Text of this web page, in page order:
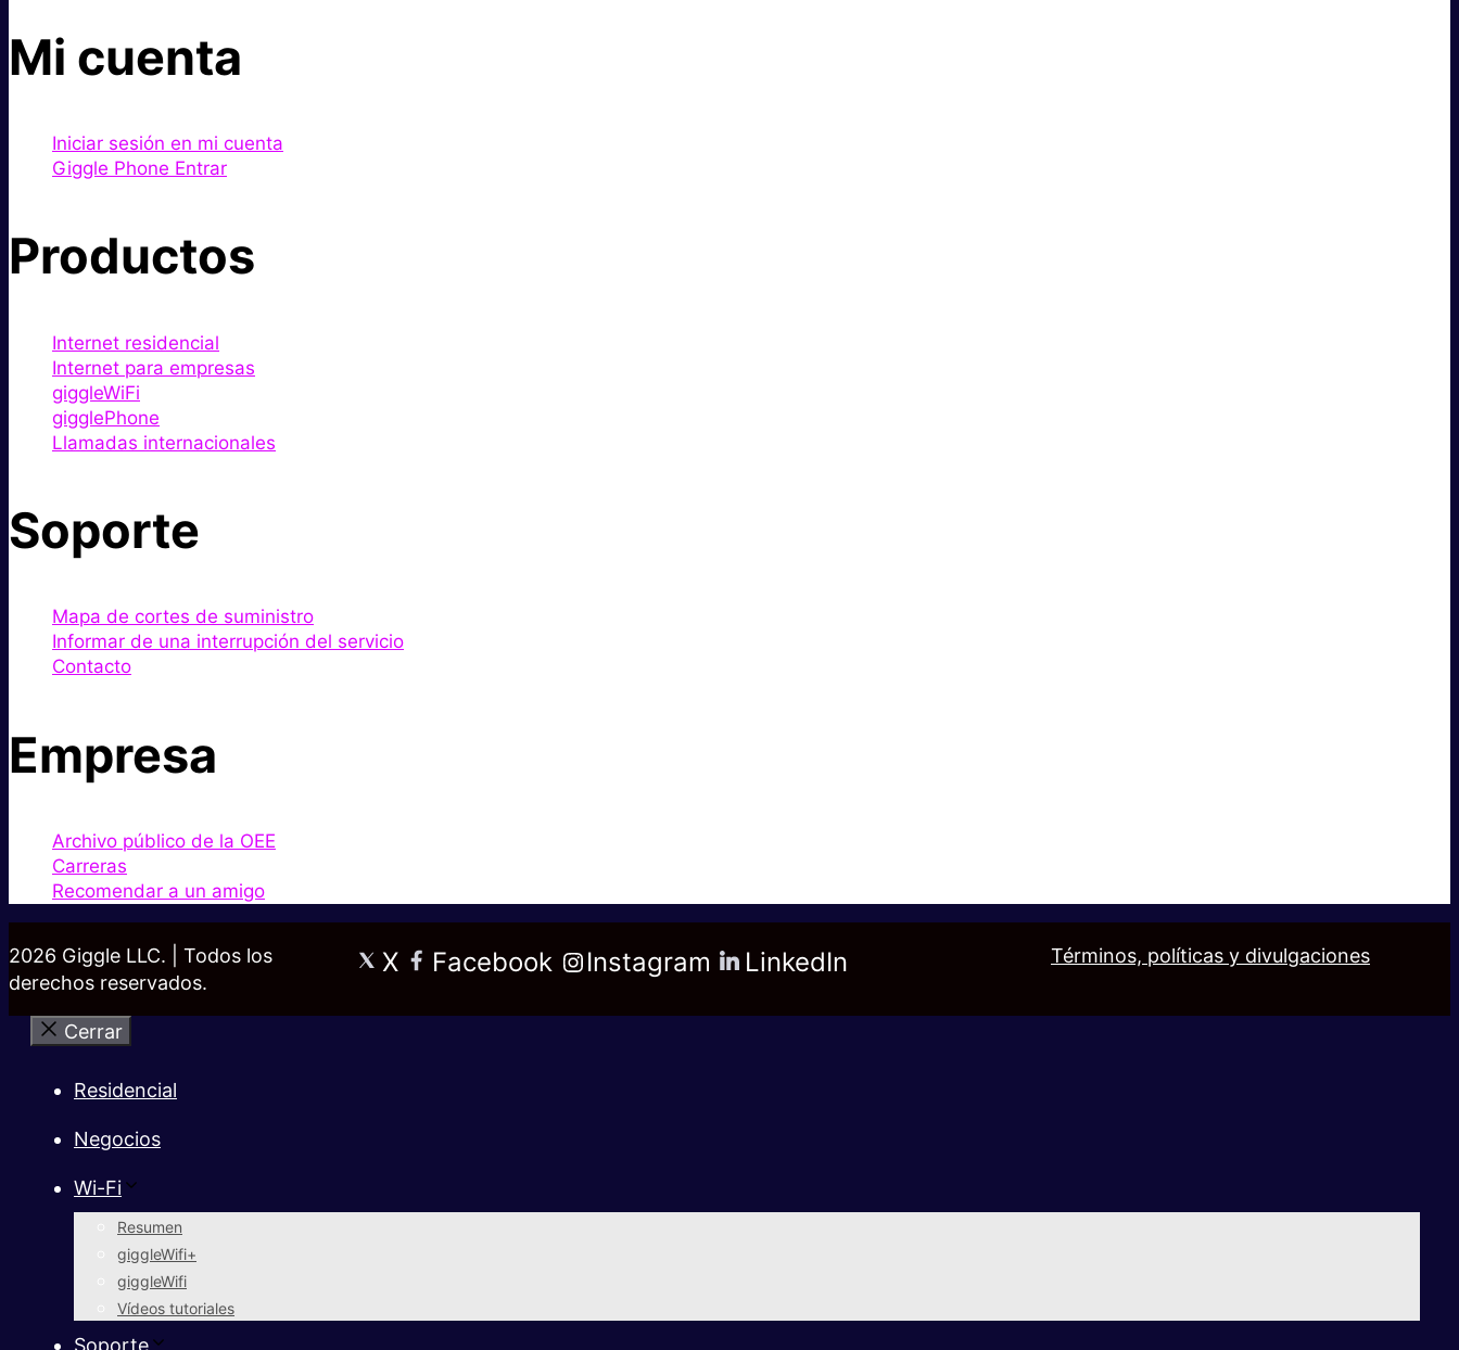
Mi cuenta
Iniciar sesión en mi cuenta
Giggle Phone Entrar
Productos
Internet residencial
Internet para empresas
giggleWiFi
gigglePhone
Llamadas internacionales
Soporte
Mapa de cortes de suministro
Informar de una interrupción del servicio
Contacto
Empresa
Archivo público de la OEE
Carreras
Recomendar a un amigo
2026 Giggle LLC. | Todos los
derechos reservados.
X Facebook Instagram LinkedIn Términos, políticas y divulgaciones
Cerrar
Residencial
Negocios
Wi-Fi
Resumen
giggleWifi+
giggleWifi
Vídeos tutoriales
Soporte